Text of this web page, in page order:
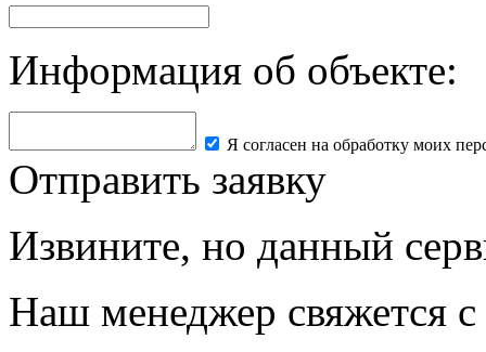
Информация об объекте:
Я согласен на обработку моих
Отправить заявку
Извините, но данный
Наш менеджер свяжется